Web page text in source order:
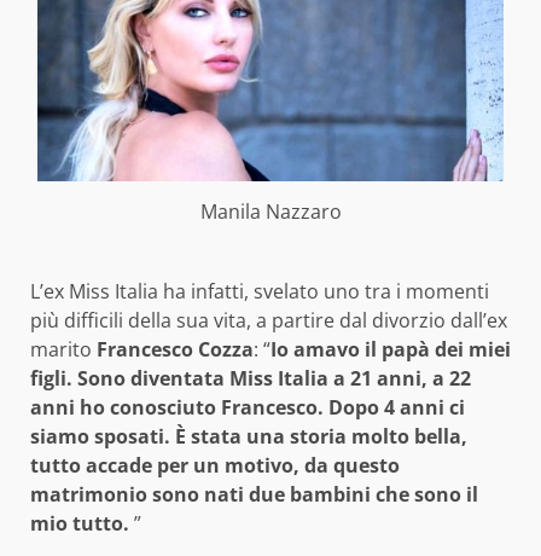
Manila Nazzaro
L’ex Miss Italia ha infatti, svelato uno tra i momenti
più difficili della sua vita, a partire dal divorzio dall’ex
marito Francesco Cozza: “Io amavo il papà dei miei
figli. Sono diventata Miss Italia a 21 anni, a 22
anni ho conosciuto Francesco. Dopo 4 anni ci
siamo sposati. È stata una storia molto bella,
tutto accade per un motivo, da questo
matrimonio sono nati due bambini che sono il
mio tutto. ”